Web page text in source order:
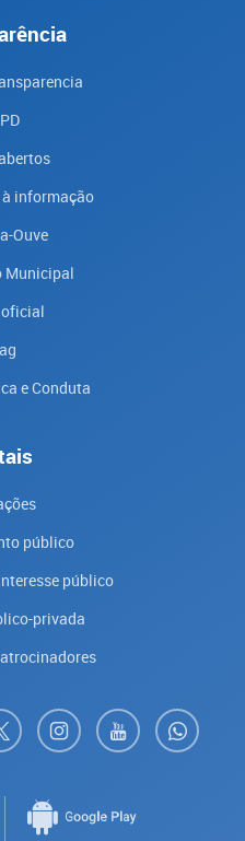
à informação
Ouve
Municipal
e Conduta
público
público
privada